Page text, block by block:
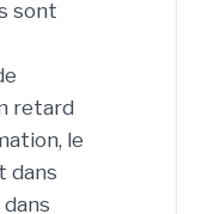
sont
retard
le
dans